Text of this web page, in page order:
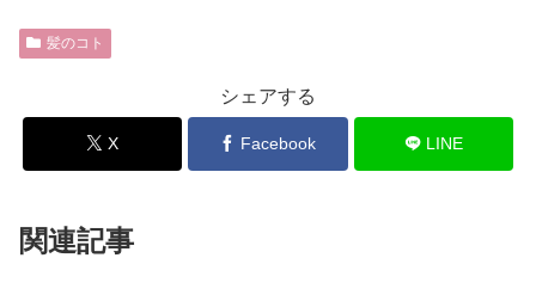
髪のコト
シェアする
X Facebook LINE
関連記事